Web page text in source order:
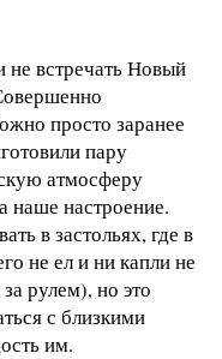
не встречать Новый
просто заранее
пару
атмосферу
наше настроение.
в застольях, где в
не ел и ни капли не
рулем), но это
с близкими
им.